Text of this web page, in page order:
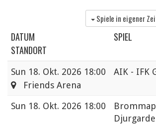
Spiele in eigener
DATUM
SPIEL
STANDORT
Sun 18. Okt. 2026 18:00
AIK - IFK
Friends Arena
Sun 18. Okt. 2026 18:00